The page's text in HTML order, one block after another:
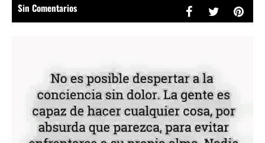
Sin Comentarios